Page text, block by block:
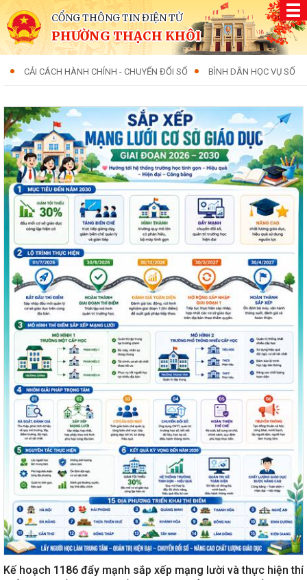
CỔNG THÔNG TIN ĐIỆN TỬ
PHƯỜNG THẠCH KHÔI
CẢI CÁCH HÀNH CHÍNH - CHUYỂN ĐỔI SỐ BÌNH DÂN HỌC VỤ SỐ
Kế hoạch 1186 đẩy mạnh sắp xếp mạng lười và thực hiện thí